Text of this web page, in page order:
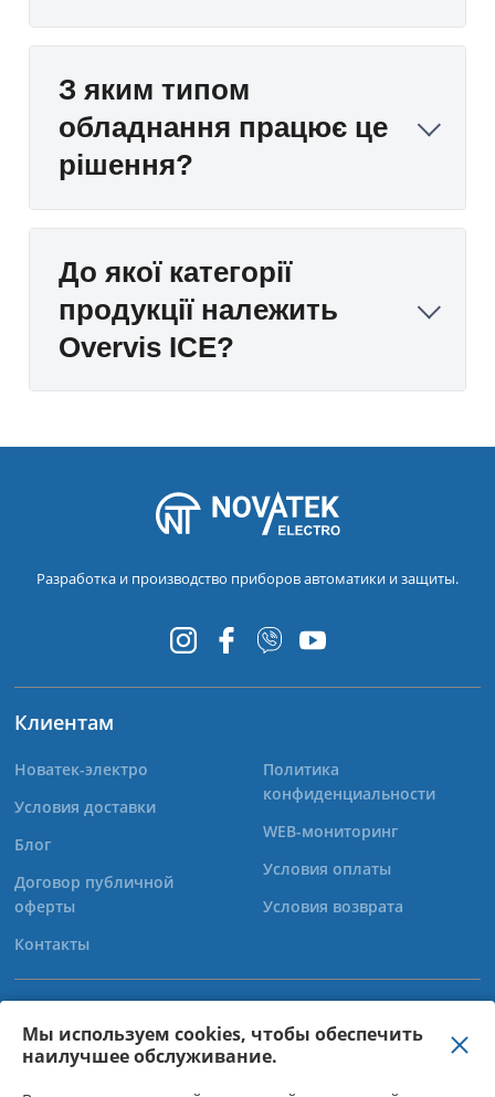
Мы используем cookies, чтобы обеспечить
наилучшее обслуживание.
З яким типом
обладнання працює це
рішення?
До якої категорії
продукції належить
Overvis ICE?
Разработка и производство приборов автоматики и защиты.
Клиентам
Новатек-электро
Условия доставки
Блог
Договор публичной
оферты
Контакты
Политика
конфиденциальности
WEB-мониторинг
Условия оплаты
Условия возврата
+38 (067) 565-37-68
+38 (050) 359-39-11